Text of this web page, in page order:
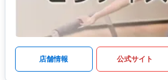
店舗情報 公式サイト